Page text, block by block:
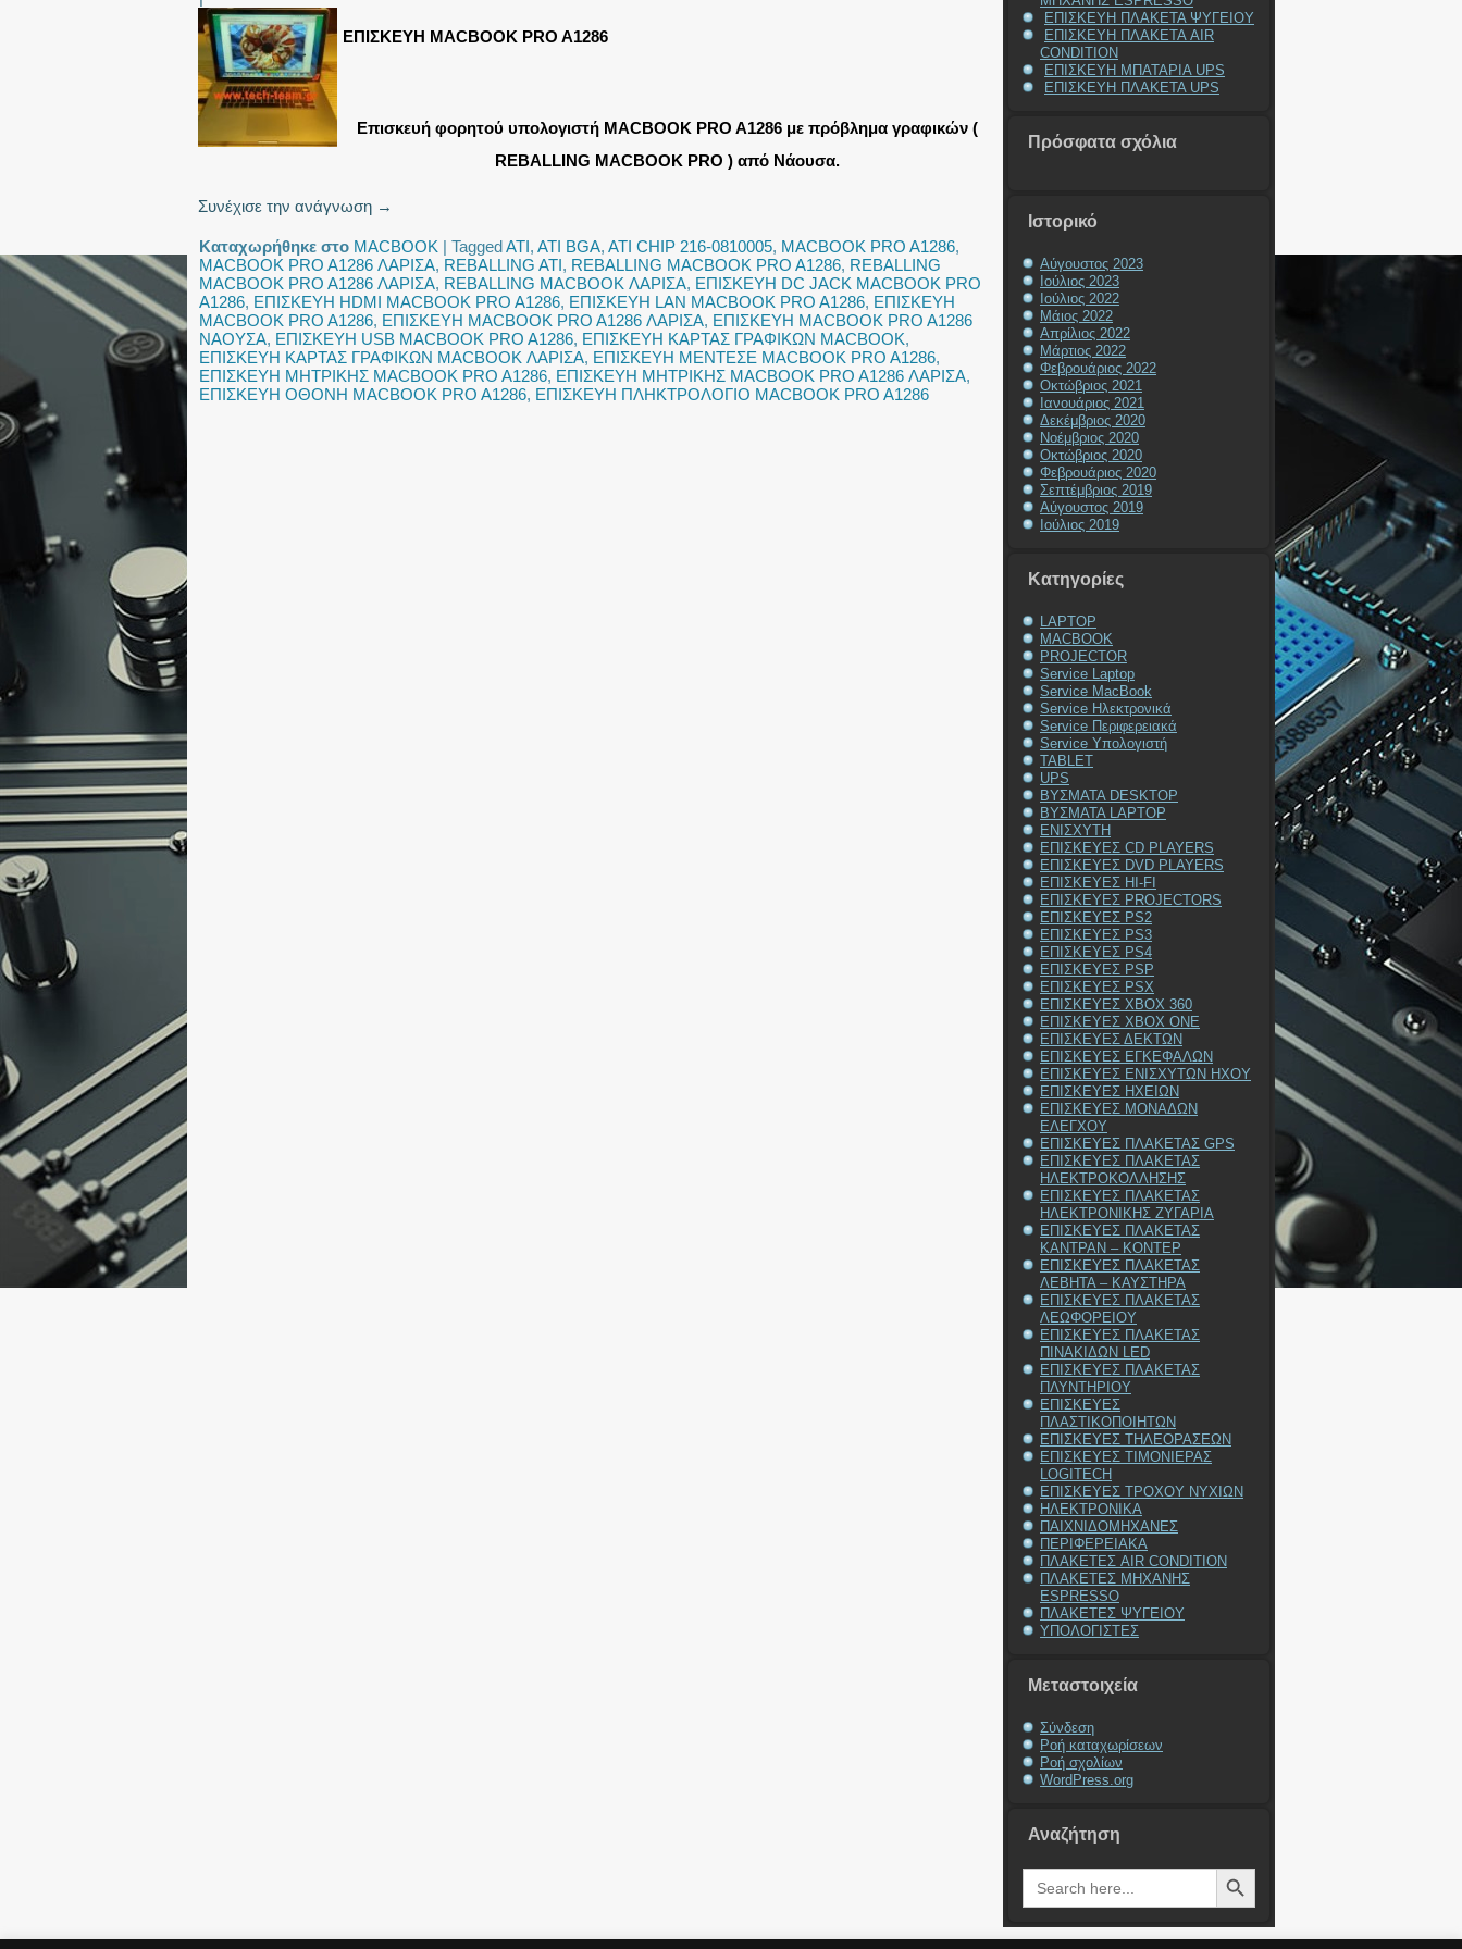
ΕΠΙΣΚΕΥΗ MACBOOK PRO A1286
Επισκευή φορητού υπολογιστή MACBOOK PRO A1286 με πρόβλημα γραφικών (
REBALLING MACBOOK PRO ) από Νάουσα.
Συνέχισε την ανάγνωση →
Καταχωρήθηκε στο MACBOOK | TaggedATI, ATI BGA, ATI CHIP 216-0810005, MACBOOK PRO A1286,
MACBOOK PRO A1286 ΛΑΡΙΣΑ, REBALLING ATI, REBALLING MACBOOK PRO A1286, REBALLING
MACBOOK PRO A1286 ΛΑΡΙΣΑ, REBALLING MACBOOK ΛΑΡΙΣΑ, ΕΠΙΣΚΕΥΗ DC JACK MACBOOK PRO
A1286, ΕΠΙΣΚΕΥΗ HDMI MACBOOK PRO A1286, ΕΠΙΣΚΕΥΗ LAN MACBOOK PRO A1286, ΕΠΙΣΚΕΥΗ
MACBOOK PRO A1286, ΕΠΙΣΚΕΥΗ MACBOOK PRO A1286 ΛΑΡΙΣΑ, ΕΠΙΣΚΕΥΗ MACBOOK PRO A1286
ΝΑΟΥΣΑ, ΕΠΙΣΚΕΥΗ USB MACBOOK PRO A1286, ΕΠΙΣΚΕΥΗ ΚΑΡΤΑΣ ΓΡΑΦΙΚΩΝ MACBOOK,
ΕΠΙΣΚΕΥΗ ΚΑΡΤΑΣ ΓΡΑΦΙΚΩΝ MACBOOK ΛΑΡΙΣΑ, ΕΠΙΣΚΕΥΗ ΜΕΝΤΕΣΕ MACBOOK PRO A1286,
ΕΠΙΣΚΕΥΗ ΜΗΤΡΙΚΗΣ MACBOOK PRO A1286, ΕΠΙΣΚΕΥΗ ΜΗΤΡΙΚΗΣ MACBOOK PRO A1286 ΛΑΡΙΣΑ,
ΕΠΙΣΚΕΥΗ ΟΘΟΝΗ MACBOOK PRO A1286, ΕΠΙΣΚΕΥΗ ΠΛΗΚΤΡΟΛΟΓΙΟ MACBOOK PRO A1286
ΕΠΙΣΚΕΥΗ ΠΛΑΚΕΤΑ ΨΥΓΕΙΟΥ
ΕΠΙΣΚΕΥΗ ΠΛΑΚΕΤΑ AIR
CONDITION
ΕΠΙΣΚΕΥΗ ΜΠΑΤΑΡΙΑ UPS
ΕΠΙΣΚΕΥΗ ΠΛΑΚΕΤΑ UPS
Πρόσφατα σχόλια
Ιστορικό
Αύγουστος 2023
Ιούλιος 2023
Ιούλιος 2022
Μάιος 2022
Απρίλιος 2022
Μάρτιος 2022
Φεβρουάριος 2022
Οκτώβριος 2021
Ιανουάριος 2021
Δεκέμβριος 2020
Νοέμβριος 2020
Οκτώβριος 2020
Φεβρουάριος 2020
Σεπτέμβριος 2019
Αύγουστος 2019
Ιούλιος 2019
Kατηγορίες
LAPTOP
MACBOOK
PROJECTOR
Service Laptop
Service MacBook
Service Ηλεκτρονικά
Service Περιφερειακά
Service Υπολογιστή
TABLET
UPS
ΒΥΣΜΑΤΑ DESKTOP
ΒΥΣΜΑΤΑ LAPTOP
ΕΝΙΣΧΥΤΗ
ΕΠΙΣΚΕΥΕΣ CD PLAYERS
ΕΠΙΣΚΕΥΕΣ DVD PLAYERS
ΕΠΙΣΚΕΥΕΣ HI-FI
ΕΠΙΣΚΕΥΕΣ PROJECTORS
ΕΠΙΣΚΕΥΕΣ PS2
ΕΠΙΣΚΕΥΕΣ PS3
ΕΠΙΣΚΕΥΕΣ PS4
ΕΠΙΣΚΕΥΕΣ PSP
ΕΠΙΣΚΕΥΕΣ PSX
ΕΠΙΣΚΕΥΕΣ XBOX 360
ΕΠΙΣΚΕΥΕΣ XBOX ONE
ΕΠΙΣΚΕΥΕΣ ΔΕΚΤΩΝ
ΕΠΙΣΚΕΥΕΣ ΕΓΚΕΦΑΛΩΝ
ΕΠΙΣΚΕΥΕΣ ΕΝΙΣΧΥΤΩΝ ΗΧΟΥ
ΕΠΙΣΚΕΥΕΣ ΗΧΕΙΩΝ
ΕΠΙΣΚΕΥΕΣ ΜΟΝΑΔΩΝ
ΕΛΕΓΧΟΥ
ΕΠΙΣΚΕΥΕΣ ΠΛΑΚΕΤΑΣ GPS
ΕΠΙΣΚΕΥΕΣ ΠΛΑΚΕΤΑΣ
ΗΛΕΚΤΡΟΚΟΛΛΗΣΗΣ
ΕΠΙΣΚΕΥΕΣ ΠΛΑΚΕΤΑΣ
ΗΛΕΚΤΡΟΝΙΚΗΣ ΖΥΓΑΡΙΑ
ΕΠΙΣΚΕΥΕΣ ΠΛΑΚΕΤΑΣ
ΚΑΝΤΡΑΝ – ΚΟΝΤΕΡ
ΕΠΙΣΚΕΥΕΣ ΠΛΑΚΕΤΑΣ
ΛΕΒΗΤΑ – ΚΑΥΣΤΗΡΑ
ΕΠΙΣΚΕΥΕΣ ΠΛΑΚΕΤΑΣ
ΛΕΩΦΟΡΕΙΟΥ
ΕΠΙΣΚΕΥΕΣ ΠΛΑΚΕΤΑΣ
ΠΙΝΑΚΙΔΩΝ LED
ΕΠΙΣΚΕΥΕΣ ΠΛΑΚΕΤΑΣ
ΠΛΥΝΤΗΡΙΟΥ
ΕΠΙΣΚΕΥΕΣ
ΠΛΑΣΤΙΚΟΠΟΙΗΤΩΝ
ΕΠΙΣΚΕΥΕΣ ΤΗΛΕΟΡΑΣΕΩΝ
ΕΠΙΣΚΕΥΕΣ ΤΙΜΟΝΙΕΡΑΣ
LOGITECH
ΕΠΙΣΚΕΥΕΣ ΤΡΟΧΟΥ ΝΥΧΙΩΝ
ΗΛΕΚΤΡΟΝΙΚΑ
ΠΑΙΧΝΙΔΟΜΗΧΑΝΕΣ
ΠΕΡΙΦΕΡΕΙΑΚΑ
ΠΛΑΚΕΤΕΣ AIR CONDITION
ΠΛΑΚΕΤΕΣ ΜΗΧΑΝΗΣ
ESPRESSO
ΠΛΑΚΕΤΕΣ ΨΥΓΕΙΟΥ
ΥΠΟΛΟΓΙΣΤΕΣ
Μεταστοιχεία
Σύνδεση
Ροή καταχωρίσεων
Ροή σχολίων
WordPress.org
Αναζήτηση
Search
for:
Search Button